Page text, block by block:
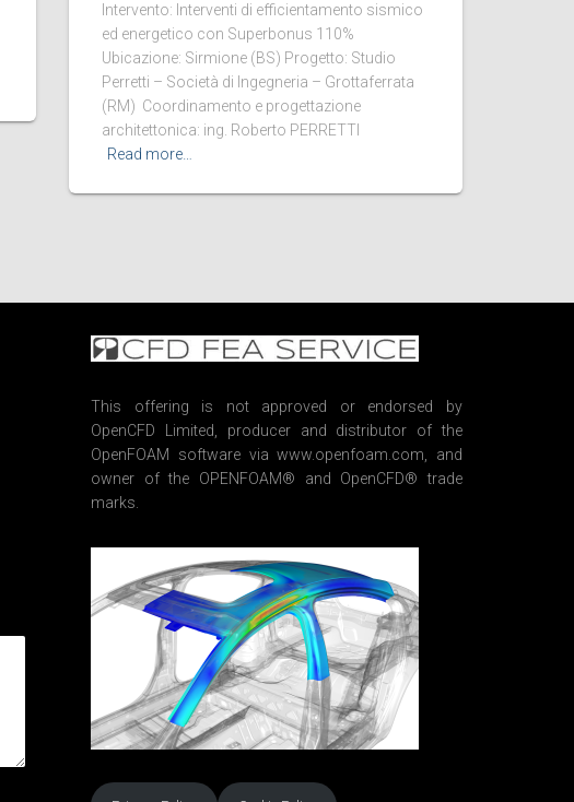
Intervento: Interventi di efficientamento sismico
ed energetico con Superbonus 110%
Ubicazione: Sirmione (BS) Progetto: Studio
Perretti – Società di Ingegneria – Grottaferrata
(RM) Coordinamento e progettazione
architettonica: ing. Roberto PERRETTI
Read more…
This offering is not approved or endorsed by
OpenCFD Limited, producer and distributor of the
OpenFOAM software via www.openfoam.com, and
owner of the OPENFOAM® and OpenCFD® trade
marks.